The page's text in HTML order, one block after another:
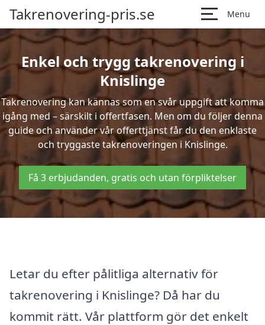
Takrenovering-pris.se Menu
Enkel och trygg takrenovering i
Knislinge
Takrenovering kan kännas som en svår uppgift att komma
igång med – särskilt i offertfasen. Men om du följer denna
guide och använder vår offerttjänst får du den enklaste
och tryggaste takrenoveringen i Knislinge.
Få 3 erbjudanden, gratis och utan förpliktelser
Letar du efter pålitliga alternativ för
takrenovering i Knislinge? Då har du
kommit rätt. Vår plattform gör det enkelt